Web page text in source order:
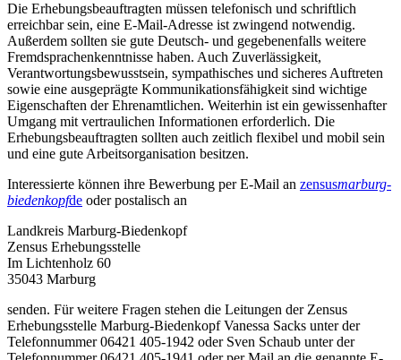
Die Erhebungsbeauftragten müssen telefonisch und schriftlich
erreichbar sein, eine E-Mail-Adresse ist zwingend notwendig.
Außerdem sollten sie gute Deutsch- und gegebenenfalls weitere
Fremdsprachenkenntnisse haben. Auch Zuverlässigkeit,
Verantwortungsbewusstsein, sympathisches und sicheres Auftreten
sowie eine ausgeprägte Kommunikationsfähigkeit sind wichtige
Eigenschaften der Ehrenamtlichen. Weiterhin ist ein gewissenhafter
Umgang mit vertraulichen Informationen erforderlich. Die
Erhebungsbeauftragten sollten auch zeitlich flexibel und mobil sein
und eine gute Arbeitsorganisation besitzen.
Interessierte können ihre Bewerbung per E-Mail an zensusmarburg-
biedenkopfde oder postalisch an
Landkreis Marburg-Biedenkopf
Zensus Erhebungsstelle
Im Lichtenholz 60
35043 Marburg
senden. Für weitere Fragen stehen die Leitungen der Zensus
Erhebungsstelle Marburg-Biedenkopf Vanessa Sacks unter der
Telefonnummer 06421 405-1942 oder Sven Schaub unter der